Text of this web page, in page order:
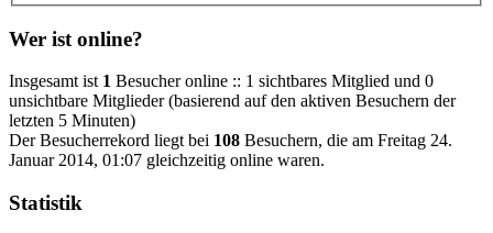
Wer ist online?
Insgesamt ist 1 Besucher online :: 1 sichtbares Mitglied und 0
unsichtbare Mitglieder (basierend auf den aktiven Besuchern der
letzten 5 Minuten)
Der Besucherrekord liegt bei 108 Besuchern, die am Freitag 24.
Januar 2014, 01:07 gleichzeitig online waren.
Statistik